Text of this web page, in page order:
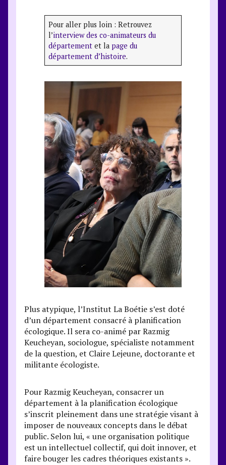
Pour aller plus loin : Retrouvez
l’interview des co-animateurs du
département et la page du
département d’histoire.
Plus atypique, l’Institut La Boétie s’est doté
d’un département consacré à planification
écologique. Il sera co-animé par Razmig
Keucheyan, sociologue, spécialiste notamment
de la question, et Claire Lejeune, doctorante et
militante écologiste.
Pour Razmig Keucheyan, consacrer un
département à la planification écologique
s’inscrit pleinement dans une stratégie visant à
imposer de nouveaux concepts dans le débat
public. Selon lui, « une organisation politique
est un intellectuel collectif, qui doit innover, et
faire bouger les cadres théoriques existants ».